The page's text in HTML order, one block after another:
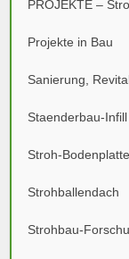
PROJEKTE –
Projekte in Bau
Sanierung,
Staenderbau-Infill
Stroh-Bodenplatte
Strohballendach
Strohbau-